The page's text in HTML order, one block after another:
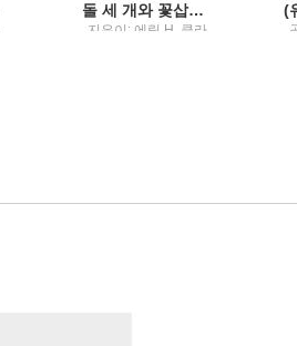
돌 세 개와 꽃삽사라진 문명을 역사로 만드는 발굴 이야기
지은이: 에릭 H. 클라